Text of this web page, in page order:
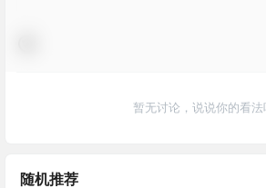
暂无讨论，说说你的看法
随机推荐